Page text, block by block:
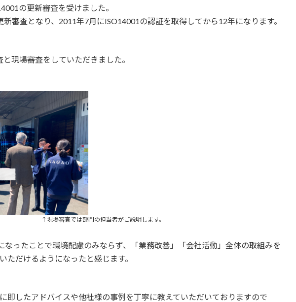
の更新審査を受けました。
審査となり、2011年7月にISO14001の認証を取得してから12年になります。
現場審査をしていただきました。
↑現場審査では部門の担当者がご説明します。
なったことで環境配慮のみならず、「業務改善」「会社活動」全体の取組みを
ただけるようになったと感じます。
即したアドバイスや他社様の事例を丁寧に教えていただいておりますので